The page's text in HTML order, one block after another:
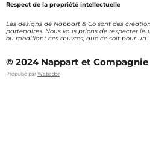
Respect de la propriété intellectuelle
Les designs de Nappart & Co sont des
partenaires. Nous vous prions de respecter
ou modifiant ces œuvres, que ce soit pour un
© 2024 Nappart et Compagnie
Propulsé par Webador